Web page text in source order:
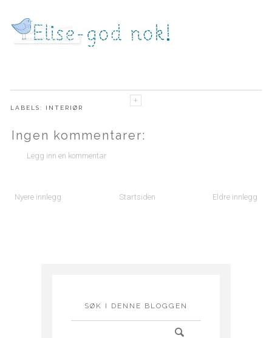
LABELS: INTERIØR
Ingen kommentarer:
Legg inn en kommentar
Nyere innlegg Eldre innlegg
Startsiden
SØK I DENNE BLOGGEN